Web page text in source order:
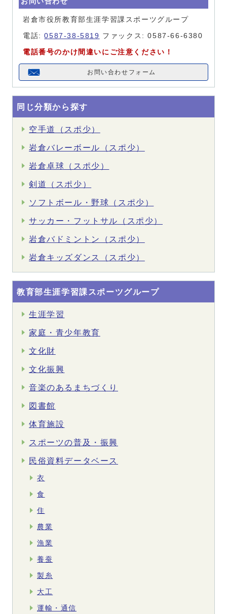
岩倉市役所教育部生涯学習課スポーツグループ
電話:0587-38-5819 ファックス: 0587-66-6380
電話番号のかけ間違いにご注意ください！
お問い合わせフォーム
同じ分類から探す
空手道（スポ少）
岩倉バレーボール（スポ少）
岩倉卓球（スポ少）
剣道（スポ少）
ソフトボール・野球（スポ少）
サッカー・フットサル（スポ少）
岩倉バドミントン（スポ少）
岩倉キッズダンス（スポ少）
教育部生涯学習課スポーツグループ
生涯学習
家庭・青少年教育
文化財
文化振興
音楽のあるまちづくり
図書館
体育施設
スポーツの普及・振興
民俗資料データベース
衣
食
住
農業
漁業
養蚕
製糸
大工
運輸・通信